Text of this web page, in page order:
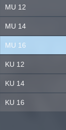
MU 12
MU 14
MU 16
KU 12
KU 14
KU 16